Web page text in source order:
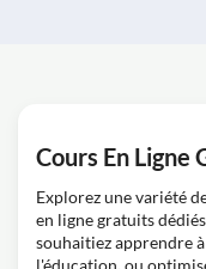
Cours En
Explorez une variété
en ligne gratuits
souhaitiez apprendre
l'éducation, ou